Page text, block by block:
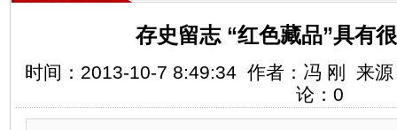
存史留志 “红色藏品”具有
时间：2013-10-7 8:49:34 作者：冯 刚 来
论： 0